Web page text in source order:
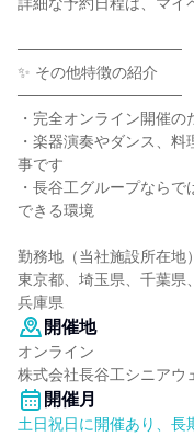
───────────────
✨ その他特徴の紹介
───────────────
・完全オンライン開催
・楽器演奏やダンス、
事です
・長谷工グループなら
できる環境
勤務地（当社施設所在地
東京都、埼玉県、千葉県
兵庫県
開催地
オンライン
株式会社長谷工シニアウ
開催月
土日祝日に開催あり、長